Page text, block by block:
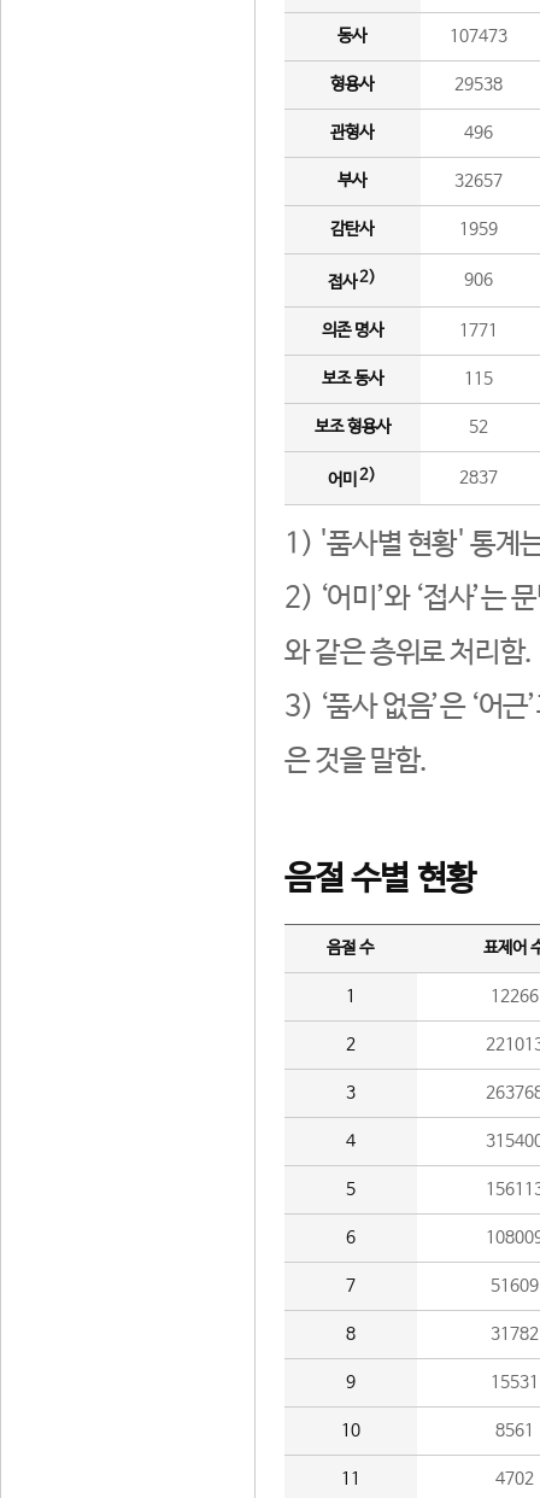
동사 107473
형용사 29538
관형사 496
부사 32657
감탄사 1959
접사2) 906
의존 명사 1771
보조 동사 115
보조 형용사 52
어미 2) 2837
1) '품사별 현황' 통계
2) ‘어미’와 ‘접사’는
와 같은 층위로 처리함.
3) ‘품사 없음’은 ‘어
은 것을 말함.
음절 수별 현황
음절 수 표제어
1 12266
2
3
4
5
6
7 51609
8 31782
9 15531
10 8561
11 4702